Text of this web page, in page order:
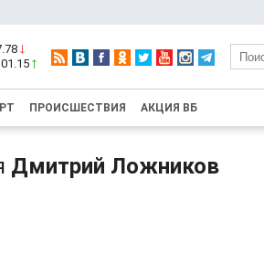
ПРОИСШЕСТВИЯ АКЦИЯ ВБ
Дмитрий Ложников